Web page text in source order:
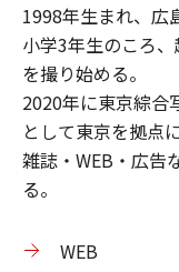
1998年生まれ、広
小学3年生のころ
を撮り始める。
2020年に東京綜合
として東京を拠点
雑誌・WEB・広告
る。
WEB